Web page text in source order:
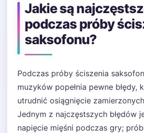
Jakie są
podczas próby
saksofonu?
Podczas próby ściszenia
muzyków popełnia pewne błędy,
utrudnić osiągnięcie
Jednym z najczęstszych błędów
napięcie mięśni podczas gry;